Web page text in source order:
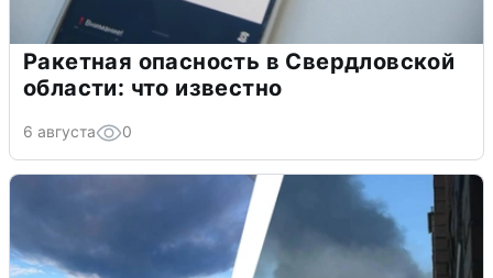
Ракетная опасность в Свердловской
области: что известно
6 августа 0